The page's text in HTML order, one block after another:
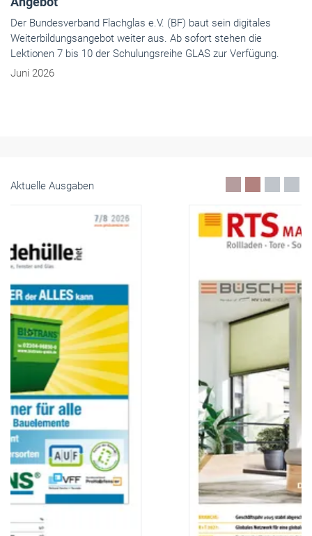
Der Bundesverband Flachglas e.V. (BF) baut sein digitales
Weiterbildungsangebot weiter aus. Ab sofort stehen die
Lektionen 7 bis 10 der Schulungsreihe GLAS zur Verfügung.
Juni 2026
Aktuelle Ausgaben